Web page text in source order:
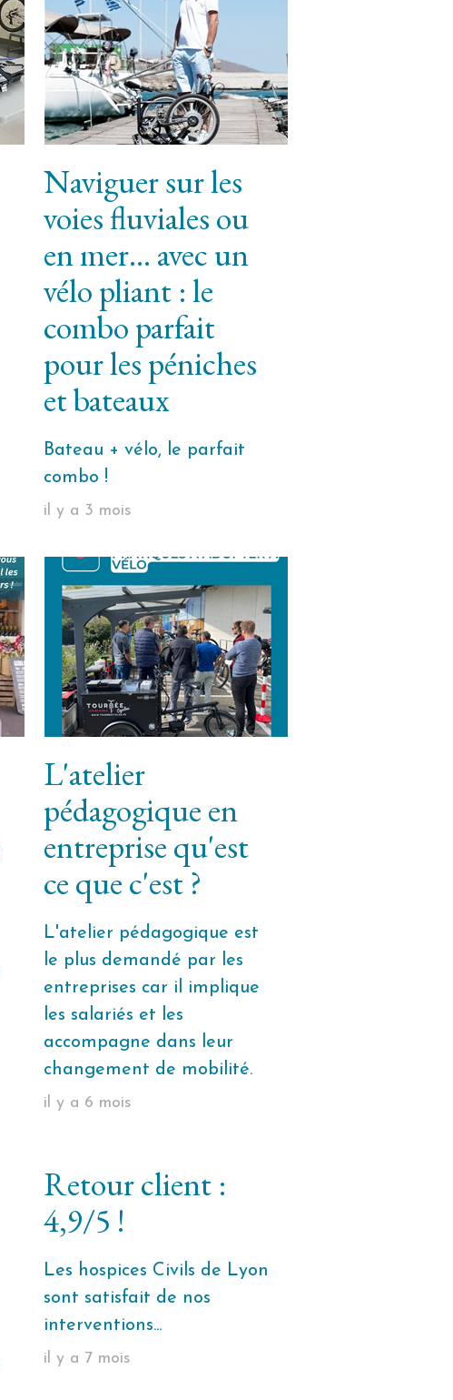
Naviguer sur les
voies fluviales ou
en mer… avec un
vélo pliant : le
combo parfait
pour les péniches
et bateaux
Bateau + vélo, le parfait
combo !
il y a 3 mois
L'atelier
pédagogique en
entreprise qu'est
ce que c'est ?
L'atelier pédagogique est
le plus demandé par les
entreprises car il implique
les salariés et les
accompagne dans leur
changement de mobilité.
il y a 6 mois
Retour client :
4,9/5 !
Les hospices Civils de Lyon
sont satisfait de nos
interventions...
il y a 7 mois